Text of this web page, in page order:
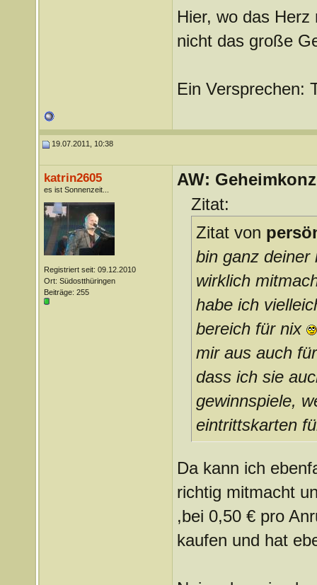
Hier, wo das Herz
nicht das große
Ein Versprechen:
19.07.2011, 10:38
katrin2605
es ist Sonnenzeit...
Registriert seit: 09.12.2010
Ort: Südostthüringen
Beiträge: 255
AW:
Zitat:
Zitat von
bin ganz
wirklich
habe ich
bereich für nix
mir aus auch
dass ich sie
gewinnspiele,
eintrittskarten
Da kann ich
richtig mitmacht
,bei 0,50 € pro
kaufen und hat